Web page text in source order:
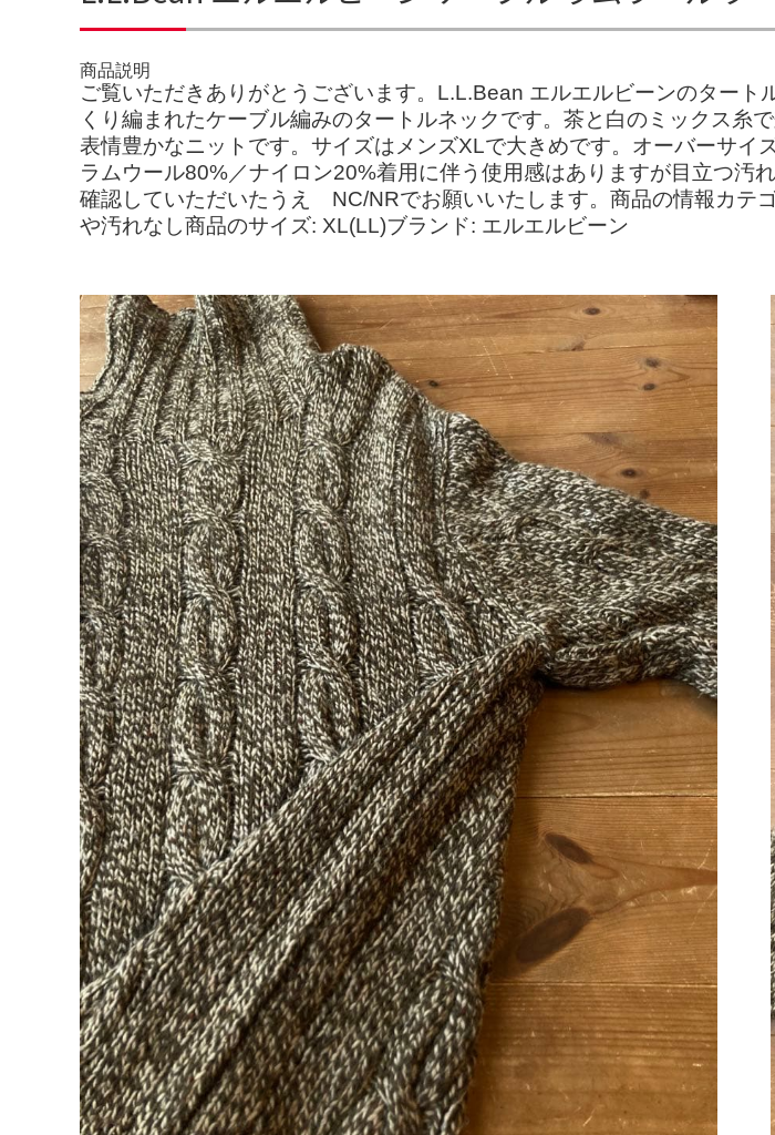
商品説明
ご覧いただきありがとうございます。L.L.Bean エルエルビーンのター
くり編まれたケーブル編みのタートルネックです。茶と白のミックス
表情豊かなニットです。サイズはメンズXLで大きめです。オーバーサ
ラムウール80%／ナイロン20%着用に伴う使用感はありますが目立つ汚
確認していただいたうえ NC/NRでお願いいたします。商品の情報カテ
や汚れなし商品のサイズ: XL(LL)ブランド: エルエルビーン